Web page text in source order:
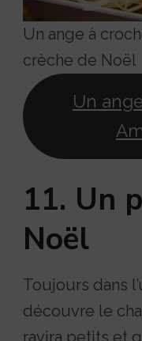
Un ange à
crèche de Noël
Un
11. Un
Noël
Toujours dans
découvre le
ravira petits et